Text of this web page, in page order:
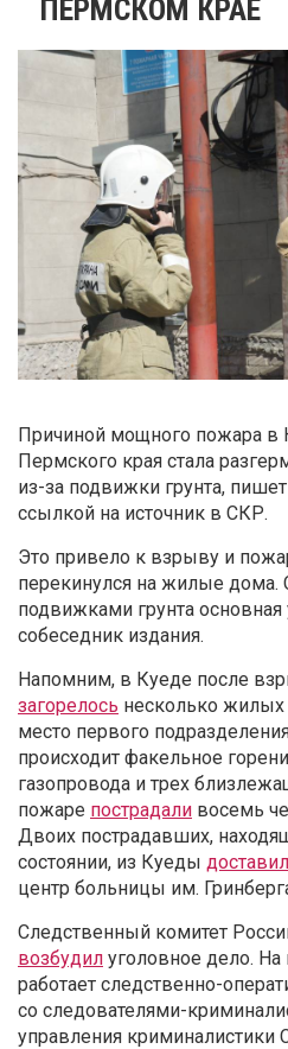
ПЕРМСКОМ КРАЕ
Причиной мощного пожара в
Пермского края стала
из-за подвижки грунта,
ссылкой на источник в СКР.
Это привело к взрыву и
перекинулся на жилые дома.
подвижками грунта основная
собеседник издания.
Напомним, в Куеде после
загорелось несколько
место первого
происходит факельное
газопровода и трех
пожаре пострадали восемь
Двоих пострадавших,
состоянии, из Куеды
центр больницы им.
Следственный комитет
возбудил уголовное дело.
работает следственно-
со следователями-
управления криминалистики